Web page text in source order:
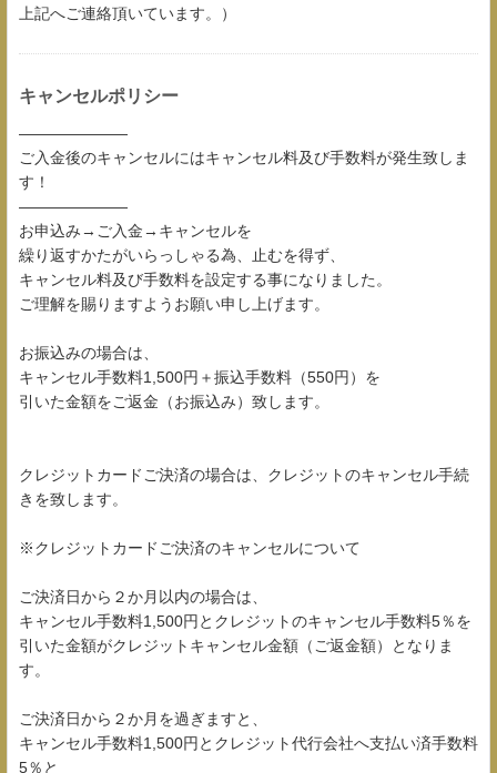
上記へご連絡頂いています。）
キャンセルポリシー
―――――――
ご入金後のキャンセルにはキャンセル料及び手数料が発生致しま
す！
―――――――
お申込み→ご入金→キャンセルを
繰り返すかたがいらっしゃる為、止むを得ず、
キャンセル料及び手数料を設定する事になりました。
ご理解を賜りますようお願い申し上げます。
お振込みの場合は、
キャンセル手数料1,500円＋振込手数料（550円）を
引いた金額をご返金（お振込み）致します。
クレジットカードご決済の場合は、クレジットのキャンセル手続
きを致します。
※クレジットカードご決済のキャンセルについて
ご決済日から２か月以内の場合は、
キャンセル手数料1,500円とクレジットのキャンセル手数料5％を
引いた金額がクレジットキャンセル金額（ご返金額）となりま
す。
ご決済日から２か月を過ぎますと、
キャンセル手数料1,500円とクレジット代行会社へ支払い済手数料
5％と